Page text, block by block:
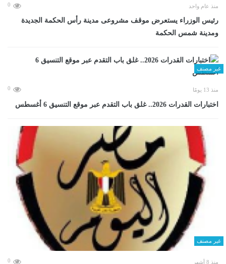
منذ عام واحد 0
رئيس الوزراء يستعرض موقف مشروعى مدينة رأس الحكمة الجديدة
ومدينة شمس الحكمة
غير مصنف
منذ 13 يومًا 0
اختبارات القدرات 2026.. غلق باب التقدم عبر موقع التنسيق 6 أغسطس
غير مصنف
منذ 8 أشهر 0